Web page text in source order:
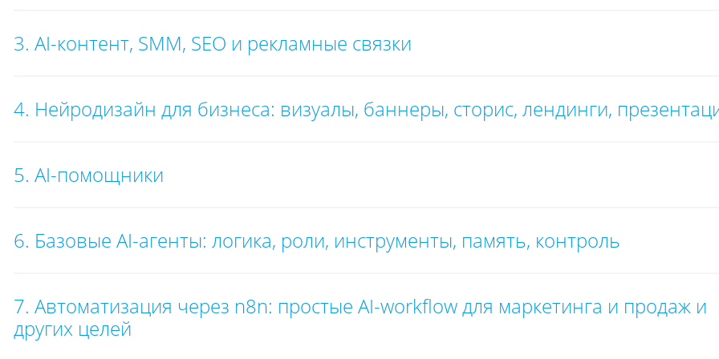
3. AI-контент, SMM, SEO и рекламные связки
4. Нейродизайн для бизнеса: визуалы, баннеры, сторис, лендинги,
5. AI-помощники
6. Базовые AI-агенты: логика, роли, инструменты, память, контроль
7. Автоматизация через n8n: простые AI-workflow для маркетинга и продаж и
других целей